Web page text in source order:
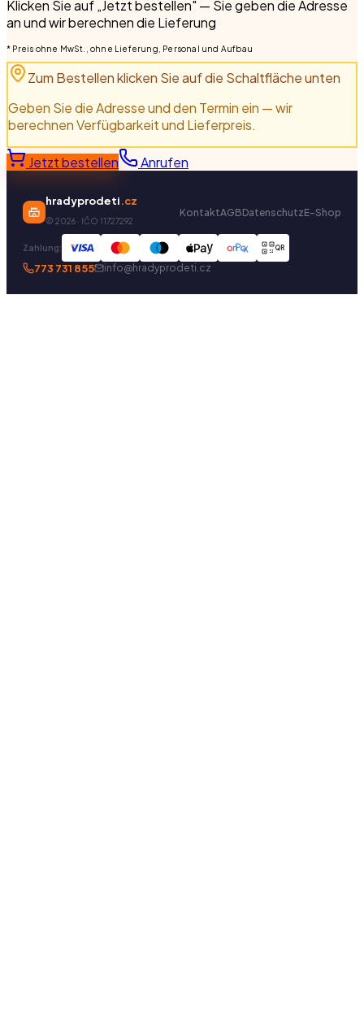
Klicken Sie auf „Jetzt bestellen" — Sie geben die Adresse
an und wir berechnen die Lieferung
* Preis ohne MwSt., ohne Lieferung, Personal und Aufbau
Zum Bestellen klicken Sie auf die Schaltfläche unten
Geben Sie die Adresse und den Termin ein — wir
berechnen Verfügbarkeit und Lieferpreis.
Jetzt bestellen Anrufen
hradyprodeti.cz
© 2026 · IČO 11727292
KontaktAGBDatenschutzE-Shop
Zahlung: QR
773 731 855 info@hradyprodeti.cz